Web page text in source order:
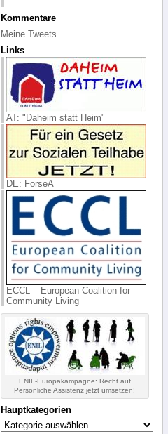
Kommentare
Meine Tweets
Links
AT: "Daheim statt Heim"
DE: ForseA
ECCL – European Coalition for
Community Living
ENIL-Europakampagne: Recht auf
Persönliche Assistenz jetzt umsetzen!
Hauptkategorien
Hauptkategorien